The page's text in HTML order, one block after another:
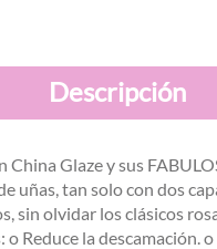
Descripción
China Glaze y sus
uñas, tan solo con dos
sin olvidar los clásicos
o Reduce la descamación.